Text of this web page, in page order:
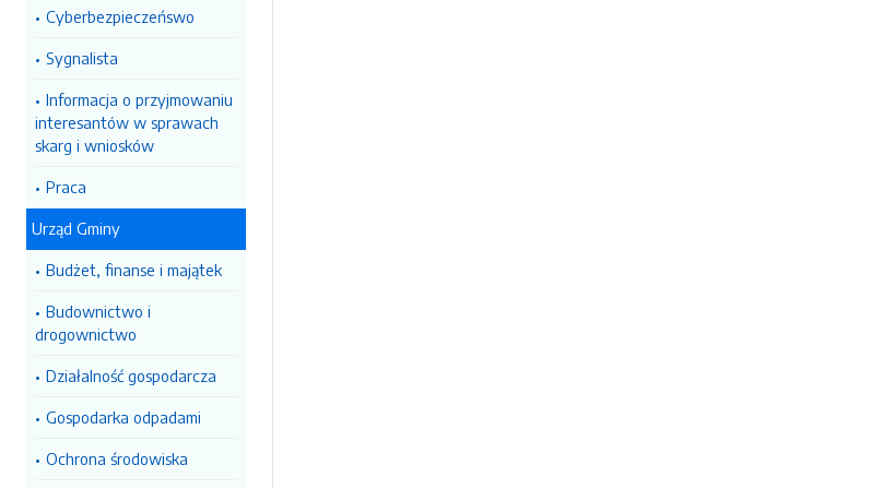
Cyberbezpieczeńswo
Sygnalista
Informacja o przyjmowaniu
interesantów w sprawach
skarg i wniosków
Praca
Urząd Gminy
Budżet, finanse i majątek
Budownictwo i
drogownictwo
Działalność gospodarcza
Gospodarka odpadami
Ochrona środowiska